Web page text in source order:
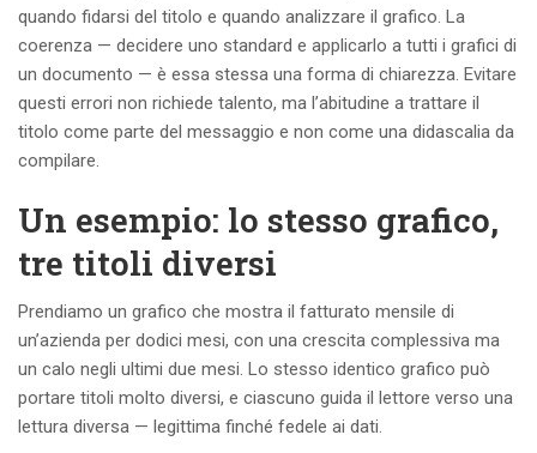
quando fidarsi del titolo e quando analizzare il grafico. La
coerenza — decidere uno standard e applicarlo a tutti i grafici di
un documento — è essa stessa una forma di chiarezza. Evitare
questi errori non richiede talento, ma l’abitudine a trattare il
titolo come parte del messaggio e non come una didascalia da
compilare.
Un esempio: lo stesso grafico,
tre titoli diversi
Prendiamo un grafico che mostra il fatturato mensile di
un’azienda per dodici mesi, con una crescita complessiva ma
un calo negli ultimi due mesi. Lo stesso identico grafico può
portare titoli molto diversi, e ciascuno guida il lettore verso una
lettura diversa — legittima finché fedele ai dati.